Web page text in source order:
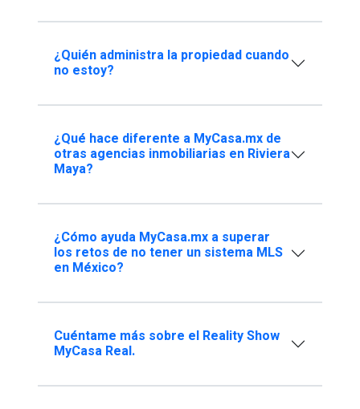
¿Quién administra la propiedad cuando
no estoy?
¿Qué hace diferente a MyCasa.mx de
otras agencias inmobiliarias en Riviera
Maya?
¿Cómo ayuda MyCasa.mx a superar
los retos de no tener un sistema MLS
en México?
Cuéntame más sobre el Reality Show
MyCasa Real.